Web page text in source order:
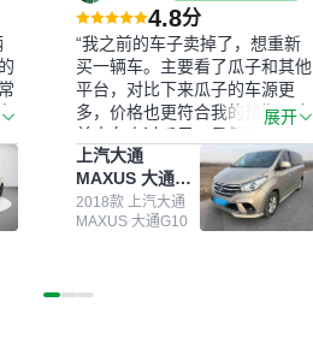
4.8分
“我之前的车子卖掉了，想重新
买一辆车。主要看了瓜子和其他
平台，对比下来瓜子的车源更
多，价格也更符合我的预期。之
前卖车来过瓜子，虽然价格没谈
成，但APP一直留着。瓜子毕竟
是大平台，整体印象还好。我最
终买了一台上汽大通，18年的
车，公里数9万多，符合我的要
捷，其他平台的分期需要到当地
展开
上汽大通
MAXUS 大通
G10
2018款 上汽大通
MAXUS 大通G10